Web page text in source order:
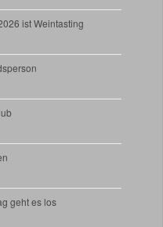
ist Weintasting
geht es los